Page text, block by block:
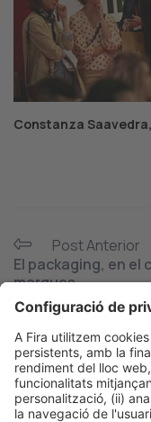
Constanza
Post Anterior
El packaging, en el
marques
Per un